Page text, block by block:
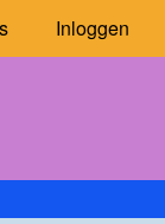
Inloggen